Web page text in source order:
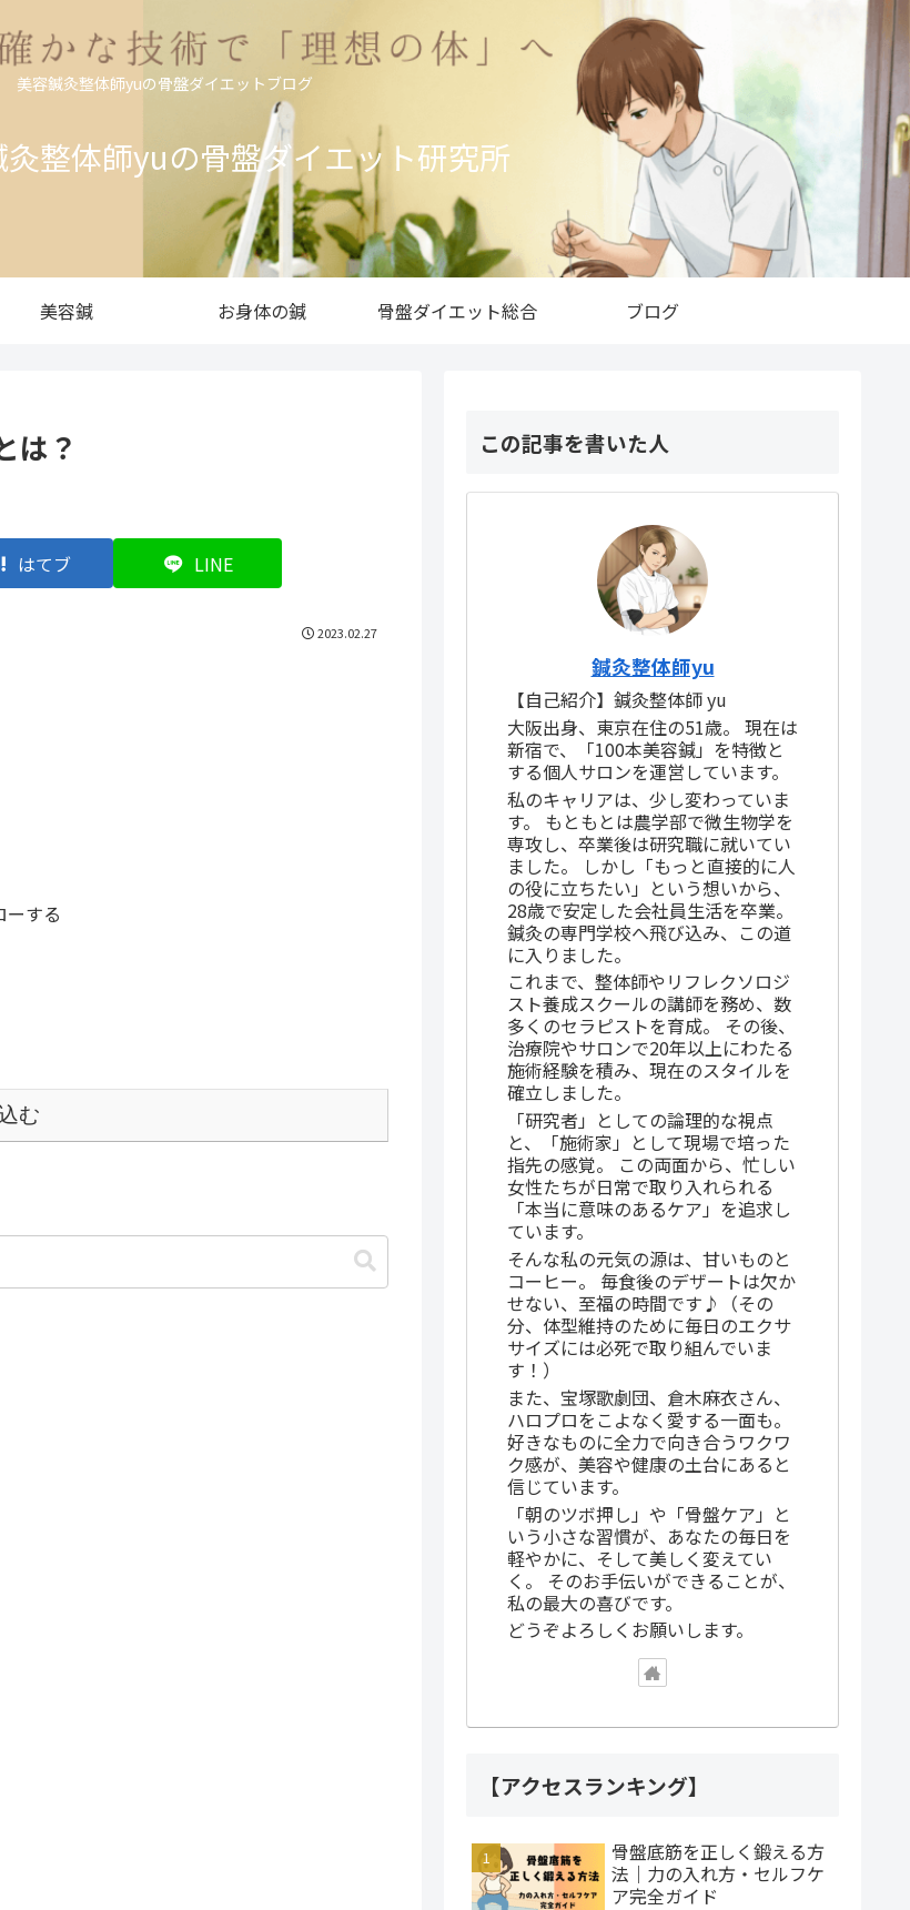
美容鍼灸整体師yuの骨盤ダイエットブログ
整体師yuの骨盤ダイエット研究所
美容鍼 お身体の鍼 骨盤ダイエット総合 ブログ
は？
はてブ LINE
2023.02.27
ーする
む
この記事を書いた人
鍼灸整体師yu
【自己紹介】鍼灸整体師 yu
大阪出身、東京在住の51歳。 現在は
新宿で、「100本美容鍼」を特徴と
する個人サロンを運営しています。
私のキャリアは、少し変わっていま
す。 もともとは農学部で微生物学を
専攻し、卒業後は研究職に就いてい
ました。 しかし「もっと直接的に人
の役に立ちたい」という想いから、
28歳で安定した会社員生活を卒業。
鍼灸の専門学校へ飛び込み、この道
に入りました。
これまで、整体師やリフレクソロジ
スト養成スクールの講師を務め、数
多くのセラピストを育成。 その後、
治療院やサロンで20年以上にわたる
施術経験を積み、現在のスタイルを
確立しました。
「研究者」としての論理的な視点
と、「施術家」として現場で培った
指先の感覚。 この両面から、忙しい
女性たちが日常で取り入れられる
「本当に意味のあるケア」を追求し
ています。
そんな私の元気の源は、甘いものと
コーヒー。 毎食後のデザートは欠か
せない、至福の時間です♪（その
分、体型維持のために毎日のエクサ
サイズには必死で取り組んでいま
す！）
また、宝塚歌劇団、倉木麻衣さん、
ハロプロをこよなく愛する一面も。
好きなものに全力で向き合うワクワ
ク感が、美容や健康の土台にあると
信じています。
「朝のツボ押し」や「骨盤ケア」と
いう小さな習慣が、あなたの毎日を
軽やかに、そして美しく変えてい
く。 そのお手伝いができることが、
私の最大の喜びです。
どうぞよろしくお願いします。
【アクセスランキング】
骨盤底筋を正しく鍛える方
法｜力の入れ方・セルフケ
ア完全ガイド